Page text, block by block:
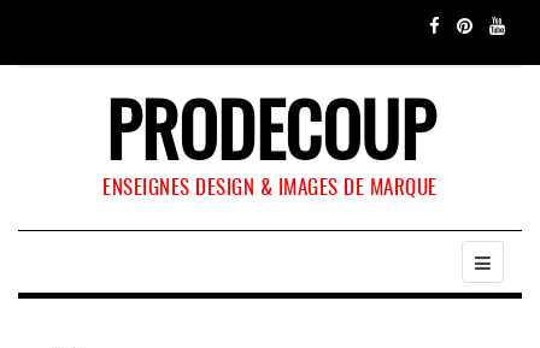
PRODECOUP
ENSEIGNES DESIGN & IMAGES DE MARQUE